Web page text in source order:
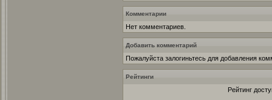
Комментарии
Нет комментариев.
Добавить комментарий
Пожалуйста залогиньтесь для добавления
Рейтинги
Рейтинг